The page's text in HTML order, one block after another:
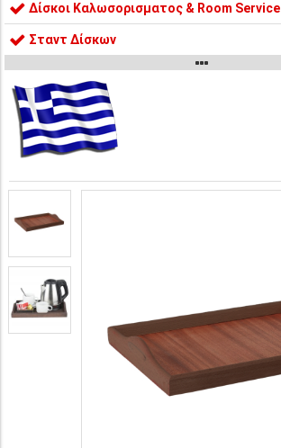
Δίσκοι Καλωσορισματος & Room Service
Σταντ Δίσκων